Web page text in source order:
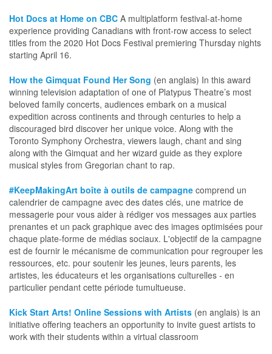
Hot Docs at Home on CBC A multiplatform festival-at-home
experience providing Canadians with front-row access to select
titles from the 2020 Hot Docs Festival premiering Thursday nights
starting April 16.
How the Gimquat Found Her Song (en anglais) In this award
winning television adaptation of one of Platypus Theatre’s most
beloved family concerts, audiences embark on a musical
expedition across continents and through centuries to help a
discouraged bird discover her unique voice. Along with the
Toronto Symphony Orchestra, viewers laugh, chant and sing
along with the Gimquat and her wizard guide as they explore
musical styles from Gregorian chant to rap.
#KeepMakingArt boîte à outils de campagne comprend un
calendrier de campagne avec des dates clés, une matrice de
messagerie pour vous aider à rédiger vos messages aux parties
prenantes et un pack graphique avec des images optimisées pour
chaque plate-forme de médias sociaux. L'objectif de la campagne
est de fournir le mécanisme de communication pour regrouper les
ressources, etc. pour soutenir les jeunes, leurs parents, les
artistes, les éducateurs et les organisations culturelles - en
particulier pendant cette période tumultueuse.
Kick Start Arts! Online Sessions with Artists (en anglais) is an
initiative offering teachers an opportunity to invite guest artists to
work with their students within a virtual classroom